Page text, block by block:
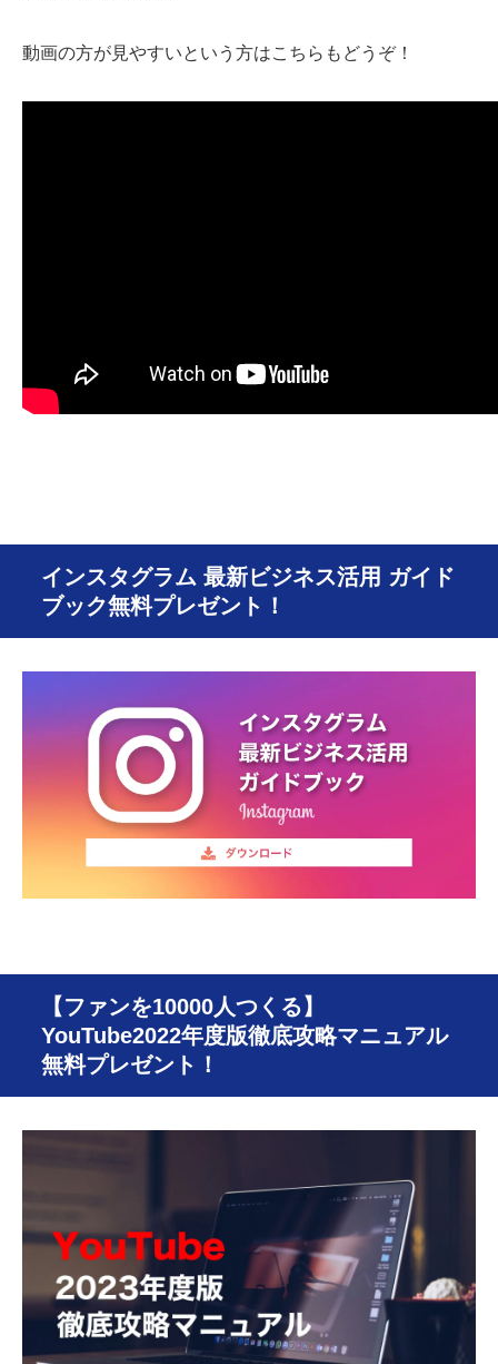
動画の方が見やすいという方はこちらもどうぞ！
インスタグラム 最新ビジネス活用 ガイド
ブック無料プレゼント！
【ファンを10000人つくる】
YouTube2022年度版徹底攻略マニュアル
無料プレゼント！